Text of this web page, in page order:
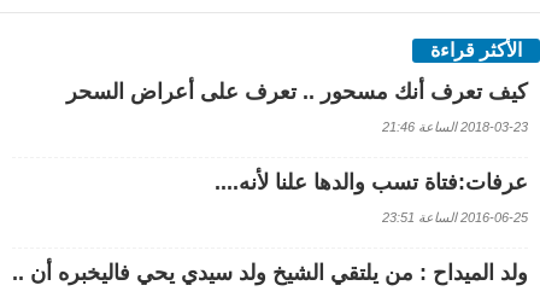
الأكثر قراءة
كيف تعرف أنك مسحور .. تعرف على أعراض السحر
2018-03-23 الساعة 21:46
عرفات:فتاة تسب والدها علنا لأنه....
2016-06-25 الساعة 23:51
ولد الميداح : من يلتقي الشيخ ولد سيدي يحي فاليخبره أن ..